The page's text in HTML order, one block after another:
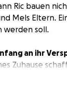
Ric bauen
Mels Eltern.
werden soll.
an ihr
Zuhause
vor allem ihr